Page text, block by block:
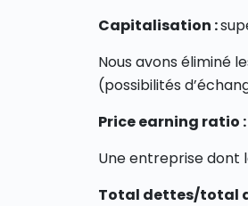
Capitalisation :
Nous avons éliminé
(possibilités
Price earning ratio
Une entreprise dont
Total dettes/total